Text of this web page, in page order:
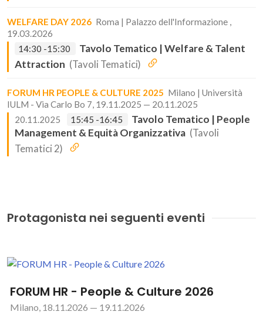
WELFARE DAY 2026 Roma | Palazzo dell'Informazione ,
19.03.2026
14:30 -15:30
Tavolo Tematico | Welfare & Talent
Attraction (Tavoli Tematici)
FORUM HR PEOPLE & CULTURE 2025 Milano | Università
IULM - Via Carlo Bo 7, 19.11.2025 — 20.11.2025
20.11.2025
15:45 -16:45
Tavolo Tematico | People
Management & Equità Organizzativa (Tavoli
Tematici 2)
Protagonista nei seguenti eventi
FORUM HR - People & Culture 2026
Milano, 18.11.2026 — 19.11.2026